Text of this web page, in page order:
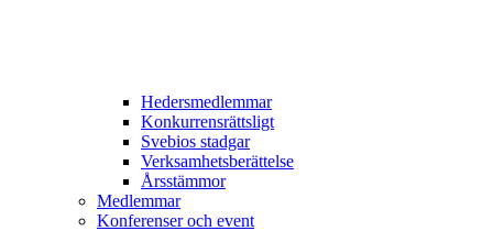
Hedersmedlemmar
Konkurrensrättsligt
Svebios stadgar
Verksamhetsberättelse
Årsstämmor
Medlemmar
Konferenser och event